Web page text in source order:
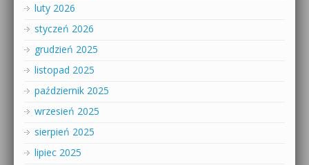
luty 2026
styczeń 2026
grudzień 2025
listopad 2025
październik 2025
wrzesień 2025
sierpień 2025
lipiec 2025